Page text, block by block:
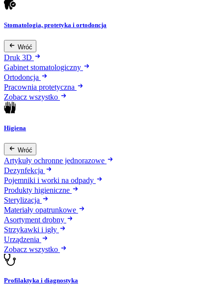
Stomatologia, protetyka i ortodoncja
Wróć
Druk 3D
Gabinet stomatologiczny
Ortodoncja
Pracownia protetyczna
Zobacz wszystko
Higiena
Wróć
Artykuły ochronne jednorazowe
Dezynfekcja
Pojemniki i worki na odpady
Produkty higieniczne
Sterylizacja
Materiały opatrunkowe
Asortyment drobny
Strzykawki i igły
Urządzenia
Zobacz wszystko
Profilaktyka i diagnostyka